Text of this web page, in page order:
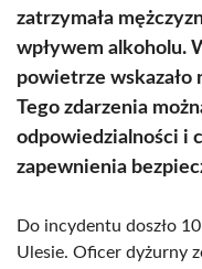
zatrzymała
wpływem alkoholu.
powietrze wskazało
Tego zdarzenia
odpowiedzialności i
zapewnienia
Do incydentu doszło
Ulesie. Oficer dyżurny